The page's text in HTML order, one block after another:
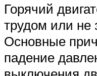
Горячий
трудом или не
Основные
падение